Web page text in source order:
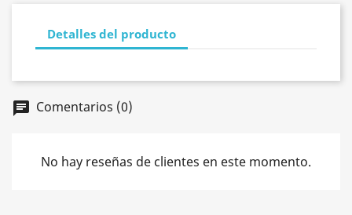
Detalles del producto
chat Comentarios (0)
No hay reseñas de clientes en este momento.